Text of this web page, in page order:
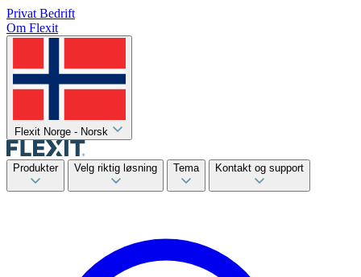
Privat Bedrift
Om Flexit
Flexit Norge - Norsk
Produkter Velg riktig løsning Tema Kontakt og support